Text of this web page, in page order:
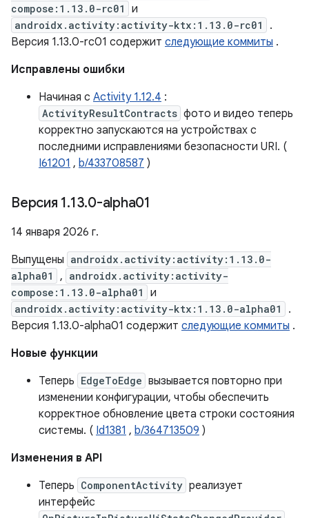
compose:1.13.0-rc01
и
androidx.activity:activity-ktx:1.13.0-rc01
.
Версия 1.13.0-rc01 содержит следующие коммиты .
Исправлены ошибки
Начиная с Activity 1.12.4 :
ActivityResultContracts фото и видео теперь
корректно запускаются на устройствах с
последними исправлениями безопасности URI. (
I61201 , b/433708587 )
Версия 1.13.0-alpha01
14 января 2026 г.
Выпущены androidx.activity:activity:1.13.0-
alpha01
, androidx.activity:activity-
compose:1.13.0-alpha01
и
androidx.activity:activity-ktx:1.13.0-alpha01
.
Версия 1.13.0-alpha01 содержит следующие коммиты .
Новые функции
Теперь EdgeToEdge вызывается повторно при
изменении конфигурации, чтобы обеспечить
корректное обновление цвета строки состояния
системы. ( Id1381 , b/364713509 )
Изменения в API
Теперь ComponentActivity реализует
интерфейс